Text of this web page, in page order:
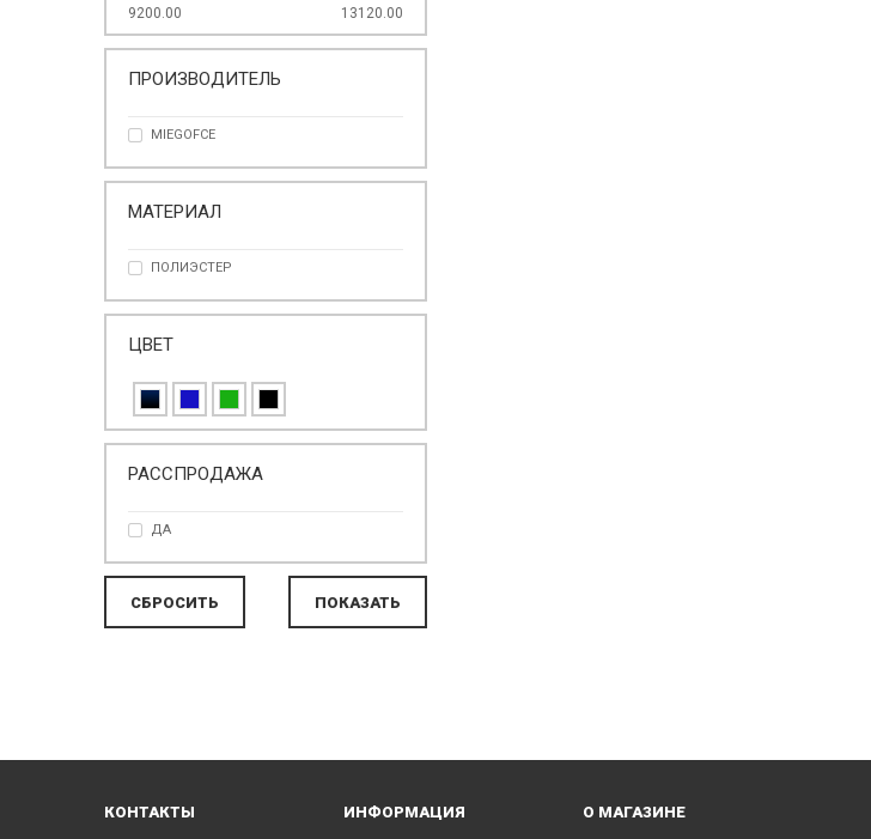
9200.00 13120.00
ПРОИЗВОДИТЕЛЬ
MIEGOFCE
МАТЕРИАЛ
ПОЛИЭСТЕР
ЦВЕТ
РАССПРОДАЖА
ДА
КОНТАКТЫ ИНФОРМАЦИЯ О МАГАЗИНЕ